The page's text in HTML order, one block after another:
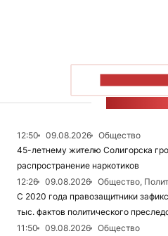
12:50 09.08.2026
Общество
45-летнему жителю Солигорска
распространение наркотиков
12:26
09.08.2026
Общество,
С 2020 года правозащитники
тыс. фактов политического
11:50
09.08.2026
Общество